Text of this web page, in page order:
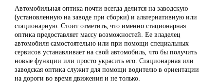
Автомобильная оптика почти всегда делится на заводскую
(установленную на заводе при сборки) и альтернативную или
стационарную. Стоит отметить, что именно стационарная
оптика предоставляет массу возможностей. Ее владелец
автомобиля самостоятельно или при помощи специальных
сервисов устанавливает на свой автомобиль, что бы получить
новые функции или просто украсить его. Стационарная или
заводская оптика служит для помощи водителю в ориентации
на дороги во время движения и не только.